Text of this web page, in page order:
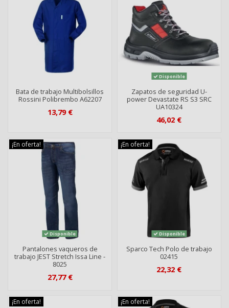
Bata de trabajo Multibolsillos
Rossini Polibrembo A62207
13,79 €
Disponible
Zapatos de seguridad U-
power Devastate RS S3 SRC
UA10324
46,02 €
¡En oferta!
Disponible
Pantalones vaqueros de
trabajo JEST Stretch Issa Line -
8025
27,77 €
¡En oferta!
Disponible
Sparco Tech Polo de trabajo
02415
22,32 €
¡En oferta!
¡En oferta!